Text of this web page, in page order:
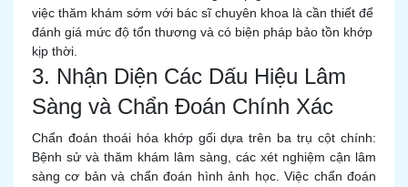
việc thăm khám sớm với bác sĩ chuyên khoa là cần thiết để
đánh giá mức độ tổn thương và có biện pháp bảo tồn khớp
kịp thời.
3. Nhận Diện Các Dấu Hiệu Lâm
Sàng và Chẩn Đoán Chính Xác
Chẩn đoán thoái hóa khớp gối dựa trên ba trụ cột chính:
Bệnh sử và thăm khám lâm sàng, các xét nghiệm cận lâm
sàng cơ bản và chẩn đoán hình ảnh học. Việc chẩn đoán